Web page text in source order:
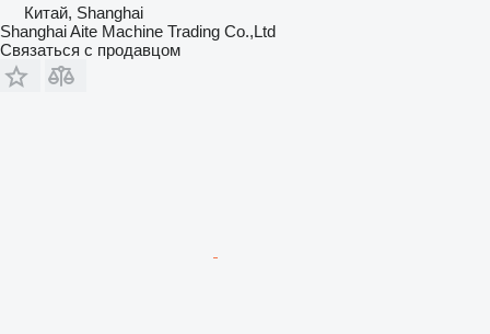
Китай, Shanghai
Shanghai Aite Machine Trading Co.,Ltd
Связаться с продавцом